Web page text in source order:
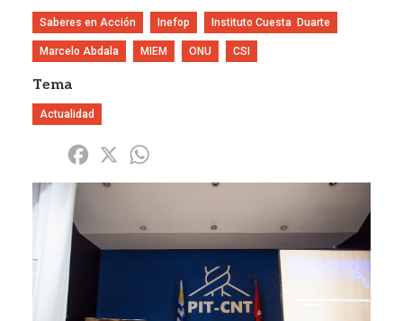
Saberes en Acción Inefop Instituto Cuesta  Duarte
Marcelo Abdala MIEM ONU CSI
Tema
Actualidad
Share Facebook
X
Imagen